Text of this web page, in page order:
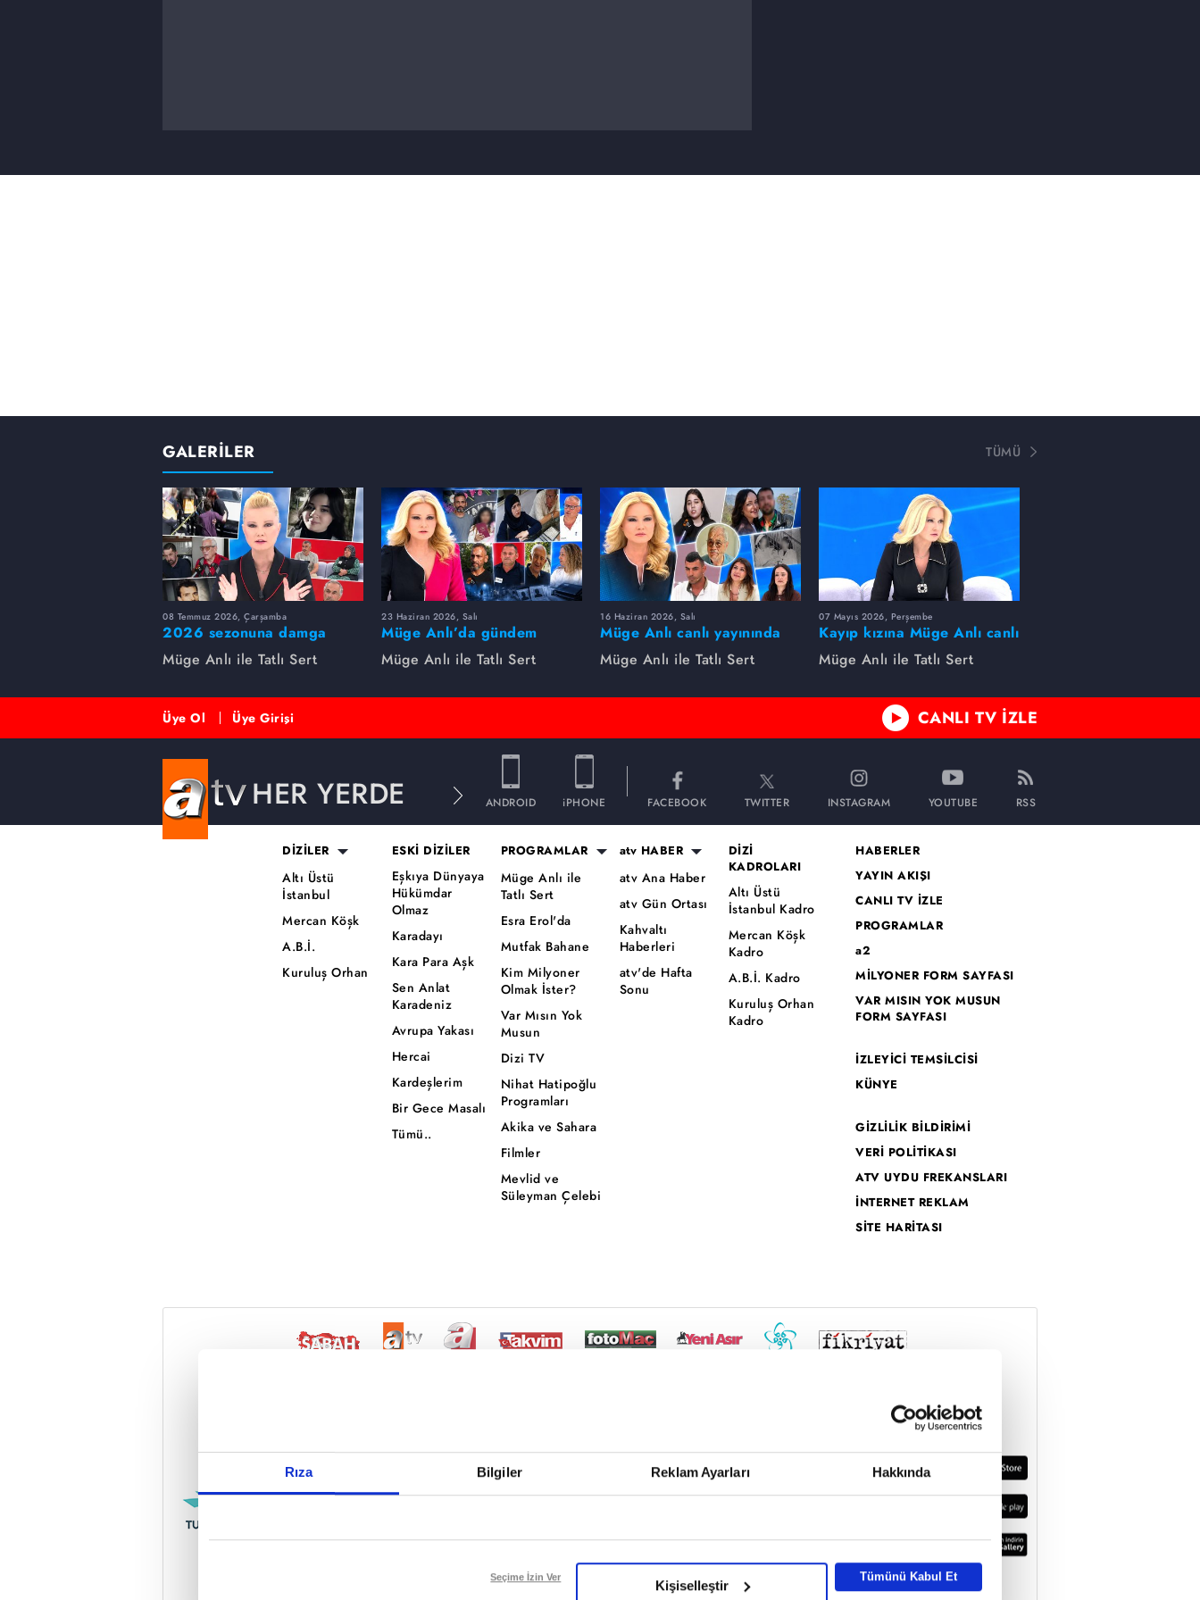
Rıza Bilgiler Reklam Ayarları Hakkında
Reddet
Seçime İzin Ver
Kişiselleştir
Tümünü Kabul Et
GALERİLER TÜMÜ
08 Temmuz 2026, Çarşamba
2026 sezonuna damga
vuran 5 Müge Anlı
dosyası...
Müge Anlı ile Tatlı Sert
23 Haziran 2026, Salı
Müge Anlı’da gündem
sarsıldı! Kayıp dosyaları ve
aile ihanetleri herkesi şoke
Müge Anlı ile Tatlı Sert
16 Haziran 2026, Salı
Müge Anlı canlı yayınında
dikkat çeken gelişmeler
yaşandı. Kayıp,
Müge Anlı ile Tatlı Sert
07 Mayıs 2026, Perşembe
Kayıp kızına Müge Anlı canlı
yayında kavuştu
Müge Anlı ile Tatlı Sert
Üye Ol Üye Girişi CANLI TV İZLE
HER YERDE ANDROID iPHONE FACEBOOK TWITTER INSTAGRAM YOUTUBE RSS
DİZİLER
Altı Üstü
İstanbul
Mercan Köşk
A.B.İ.
Kuruluş Orhan
ESKİ DİZİLER
Eşkıya Dünyaya
Hükümdar
Olmaz
Karadayı
Kara Para Aşk
Sen Anlat
Karadeniz
Avrupa Yakası
Hercai
Kardeşlerim
Bir Gece Masalı
Tümü..
PROGRAMLAR
Müge Anlı ile
Tatlı Sert
Esra Erol'da
Mutfak Bahane
Kim Milyoner
Olmak İster?
Var Mısın Yok
Musun
Dizi TV
Nihat Hatipoğlu
Programları
Akika ve Sahara
Filmler
Mevlid ve
Süleyman Çelebi
atv HABER
atv Ana Haber
atv Gün Ortası
Kahvaltı
Haberleri
atv'de Hafta
Sonu
DİZİ
KADROLARI
Altı Üstü
İstanbul Kadro
Mercan Köşk
Kadro
A.B.İ. Kadro
Kuruluş Orhan
Kadro
HABERLER
YAYIN AKIŞI
CANLI TV İZLE
PROGRAMLAR
a2
MİLYONER FORM SAYFASI
VAR MISIN YOK MUSUN
FORM SAYFASI
İZLEYİCİ TEMSİLCİSİ
KÜNYE
GİZLİLİK BİLDİRİMİ
VERİ POLİTİKASI
ATV UYDU FREKANSLARI
İNTERNET REKLAM
SİTE HARİTASI